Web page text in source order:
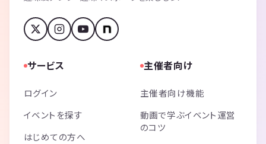
サービス
ログイン
イベントを探す
はじめての方へ
主催者向け
主催者向け機能
動画で学ぶイベント運営
のコツ